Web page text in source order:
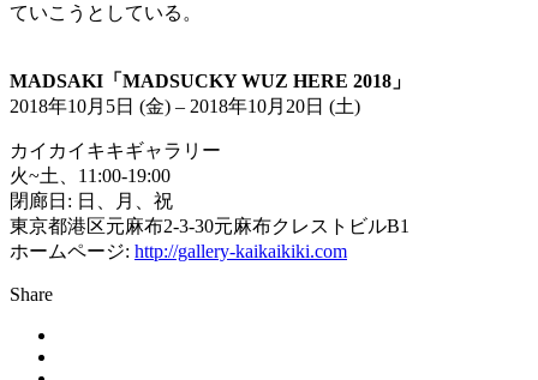
ていこうとしている。
MADSAKI「MADSUCKY WUZ HERE 2018」
2018年10月5日 (金) – 2018年10月20日 (土)
カイカイキキギャラリー
火~土、11:00-19:00
閉廊日: 日、月、祝
東京都港区元麻布2-3-30元麻布クレストビルB1
ホームページ: http://gallery-kaikaikiki.com
Share